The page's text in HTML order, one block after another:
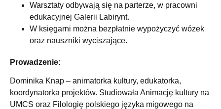
Warsztaty odbywają się na parterze, w pracowni
edukacyjnej Galerii Labirynt.
W księgarni można bezpłatnie wypożyczyć wózek
oraz nauszniki wyciszające.
Prowadzenie:
Dominika Knap – animatorka kultury, edukatorka,
koordynatorka projektów. Studiowała Animację kultury na
UMCS oraz Filologię polskiego języka migowego na